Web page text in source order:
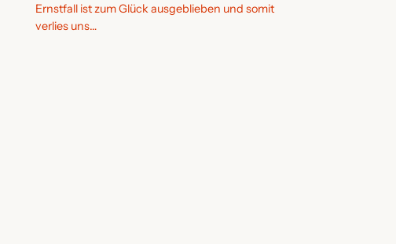
Ernstfall ist zum Glück ausgeblieben und somit
verlies uns…